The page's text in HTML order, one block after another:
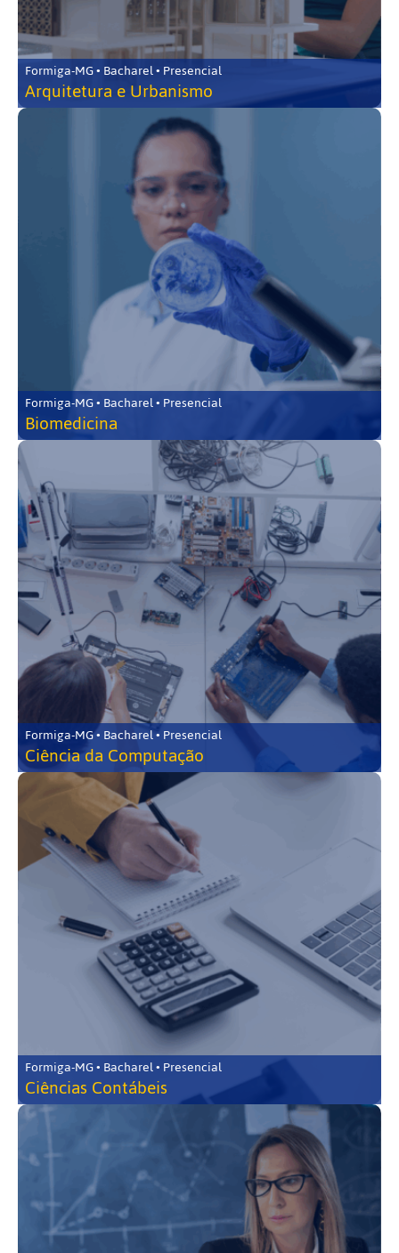
Formiga-MG • Bacharel • Presencial
Arquitetura e Urbanismo
Formiga-MG • Bacharel • Presencial
Biomedicina
Formiga-MG • Bacharel • Presencial
Ciência da Computação
Formiga-MG • Bacharel • Presencial
Ciências Contábeis